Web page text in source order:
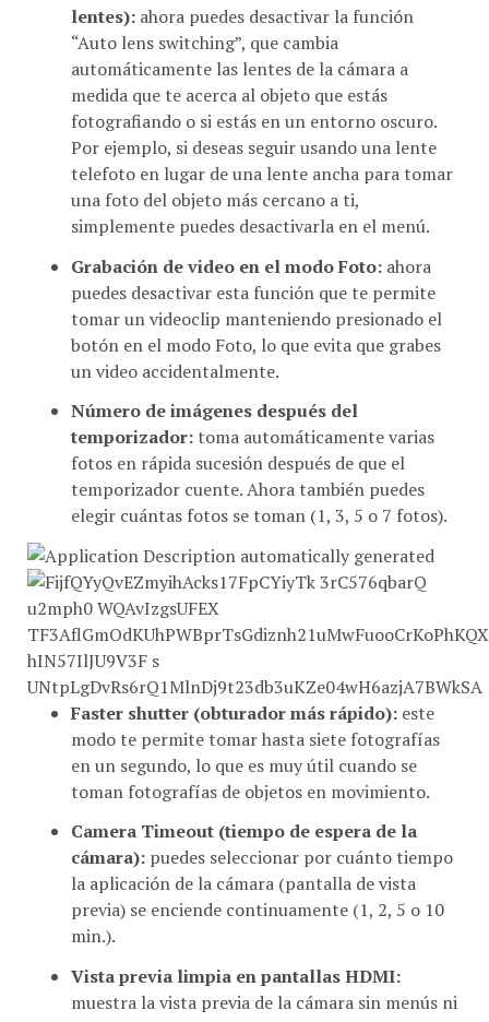
“Auto lens switching”, que cambia
automáticamente las lentes de la cámara a
medida que te acerca al objeto que estás
fotografiando o si estás en un entorno oscuro.
Por ejemplo, si deseas seguir usando una lente
telefoto en lugar de una lente ancha para tomar
una foto del objeto más cercano a ti,
simplemente puedes desactivarla en el menú.
Grabación de video en el modo Foto:
puedes desactivar esta función que te permite
tomar un videoclip manteniendo presionado el
botón en el modo Foto, lo que evita que grabes
un video accidentalmente.
temporizador:toma automáticamente varias
fotos en rápida sucesión después de que el
temporizador cuente. Ahora también puedes
elegir cuántas fotos se toman (1, 3, 5 o 7 fotos).
Faster shutter (obturador más rápido):este
modo te permite tomar hasta siete fotografías
en un segundo, lo que es muy útil cuando se
toman fotografías de objetos en movimiento.
Camera Timeout (tiempo de espera de la
cámara):puedes seleccionar por cuánto tiempo
la aplicación de la cámara (pantalla de vista
previa) se enciende continuamente (1, 2, 5 o 10
min.).
Vista previa limpia en pantallas HDMI:
muestra la vista previa de la cámara sin menús ni
botones en pantallas conectadas por HDMI.